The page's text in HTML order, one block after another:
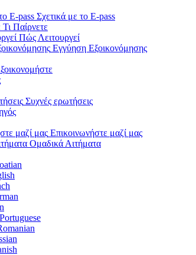
E-pass Σχετικά με το E-pass
Τι Παίρνετε
Πώς Λειτουργεί
Εγγύηση Εξοικονόμησης
Συχνές ερωτήσεις
μαζί μας Επικοινωνήστε μαζί μας
Ομαδικά Αιτήματα
Portuguese